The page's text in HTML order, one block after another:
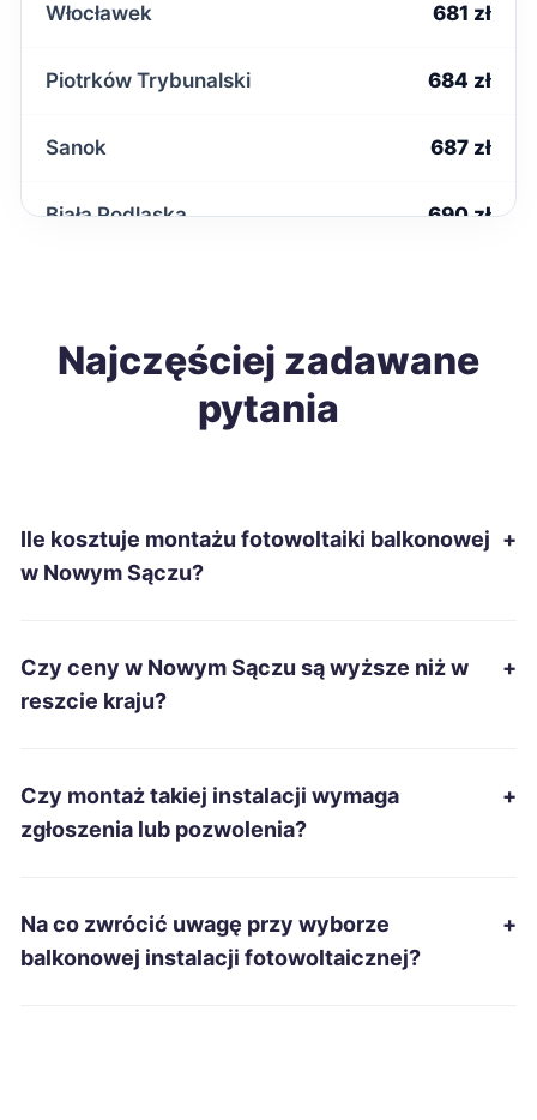
Włocławek 681 zł
Piotrków Trybunalski 684 zł
Sanok 687 zł
Biała Podlaska 690 zł
Zawiercie 691 zł
Kutno 696 zł
Ostrowiec Świętokrzyski
Kielce
Zduńska Wola
Najczęściej zadawane
pytania
Ile kosztuje montażu fotowoltaiki balkonowej
w Nowym Sączu?
+
Czy ceny w Nowym Sączu są wyższe niż w
reszcie kraju?
+
Czy montaż takiej instalacji wymaga
zgłoszenia lub pozwolenia?
+
Na co zwrócić uwagę przy wyborze
balkonowej instalacji fotowoltaicznej?
+